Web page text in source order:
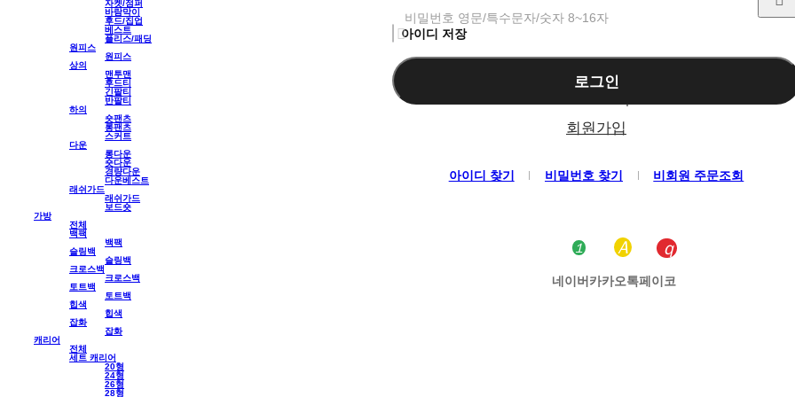
자켓/점퍼
바람막이
후드/집업
베스트
플리스/패딩
원피스
원피스
상의
맨투맨
후드티
긴팔티
반팔티
하의
숏팬츠
롱팬츠
스커트
다운
롱다운
숏다운
경량다운
다운베스트
래쉬가드
래쉬가드
보드숏
가방
전체
백팩
백팩
슬링백
슬링백
크로스백
크로스백
토트백
토트백
힙색
힙색
잡화
잡화
캐리어
전체
세트 캐리어
20형
24형
26형
28형
비밀번호 영문/특수문자/숫자 8~16자
아이디 저장
로그인
회원가입
아이디 찾기 비밀번호 찾기 비회원 주문조회
네이버 카카오톡페이코